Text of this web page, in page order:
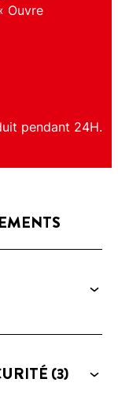
Ouvre
pendant 24H.
(3)